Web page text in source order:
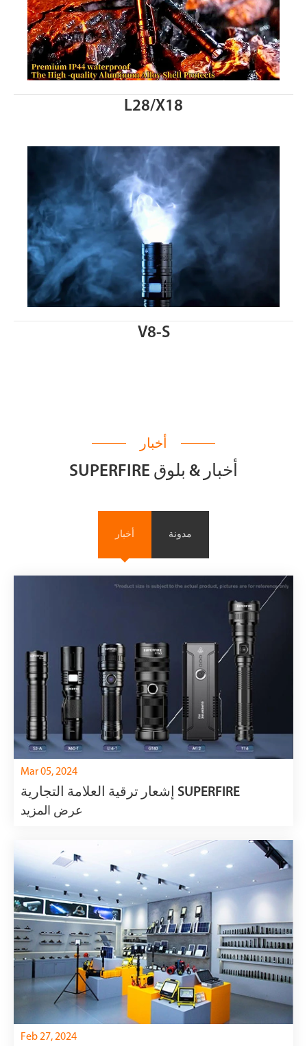
L28/X18
V8-S
أخبار
SUPERFIRE أخبار & بلوق
أخبار مدونة
Mar 05, 2024
إشعار ترقية العلامة التجارية SUPERFIRE
عرض المزيد
Feb 27, 2024